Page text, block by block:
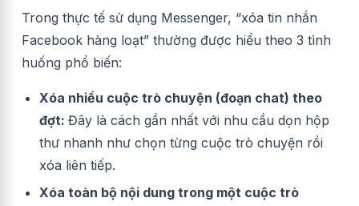
Trong thực tế sử dụng Messenger, “xóa tin nhắn
Facebook hàng loạt” thường được hiểu theo 3 tình
huống phổ biến:
Xóa nhiều cuộc trò chuyện (đoạn chat) theo
đợt: Đây là cách gần nhất với nhu cầu dọn hộp
thư nhanh như chọn từng cuộc trò chuyện rồi
xóa liên tiếp.
Xóa toàn bộ nội dung trong một cuộc trò